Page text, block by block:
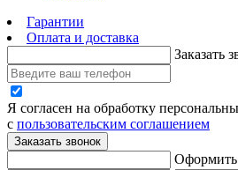
Гарантии
Оплата и доставка
Заказать
Я согласен на обработку
с пользовательским соглашением
Заказать звонок
Оформить